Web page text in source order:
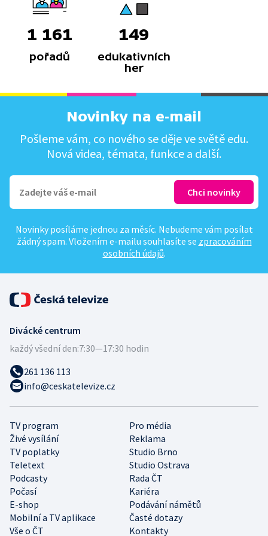
1 161
pořadů
149
edukativních
her
Novinky na e-mail
Pošleme vám, co nového se děje ve světě edu.
Nová videa, témata, funkce a další.
Novinky posíláme jednou za měsíc. Nebudeme vám posílat
žádný spam. Vložením e-mailu souhlasíte se zpracováním
osobních údajů.